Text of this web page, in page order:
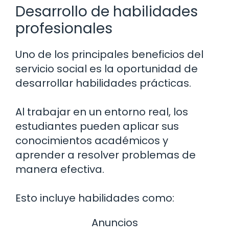
Desarrollo de habilidades
profesionales
Uno de los principales beneficios del
servicio social es la oportunidad de
desarrollar habilidades prácticas.
Al trabajar en un entorno real, los
estudiantes pueden aplicar sus
conocimientos académicos y
aprender a resolver problemas de
manera efectiva.
Esto incluye habilidades como:
Anuncios